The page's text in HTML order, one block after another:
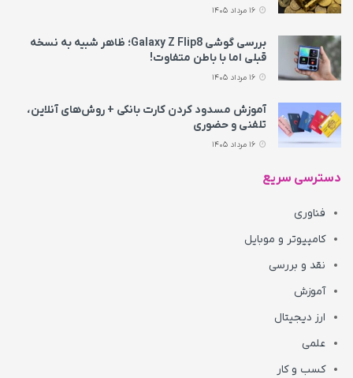
بررسی گوشی Galaxy Z Flip8؛ ظاهر شبیه به نسخه
قبلی اما با باطن متفاوت!
آموزش مسدود کردن کارت بانکی + روش‌های آنلاین،
تلفنی و حضوری
دسترسی سریع
فناوری
کامپیوتر و موبایل
نقد و بررسی
آموزش
ارز دیجیتال
علمی
کسب و کار